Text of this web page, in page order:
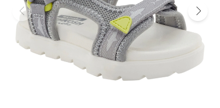
OUTLET
hop